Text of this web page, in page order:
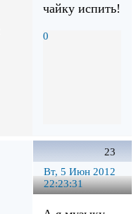
чайку испить!
0
23
Вт, 5 Июн 2012
22:23:31